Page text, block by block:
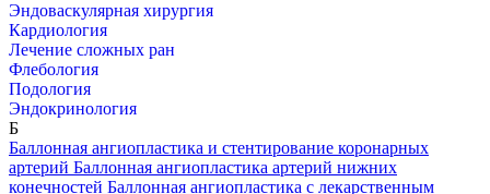
Эндоваскулярная хирургия
Кардиология
Лечение сложных ран
Флебология
Подология
Эндокринология
Б
Баллонная ангиопластика и стентирование коронарных
артерий Баллонная ангиопластика артерий нижних
конечностей Баллонная ангиопластика с лекарственным